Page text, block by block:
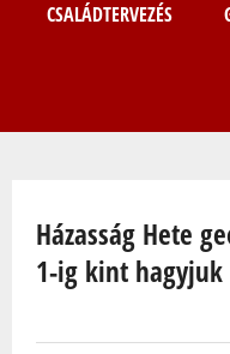
CSALÁDTERVEZÉS
Házasság Hete
1-ig kint hagyjuk